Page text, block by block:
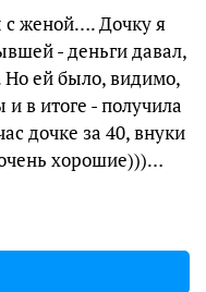
с женой…. Дочку я
- деньги давал,
Но ей было, видимо,
в итоге - получила
дочке за 40, внуки
хорошие)))…